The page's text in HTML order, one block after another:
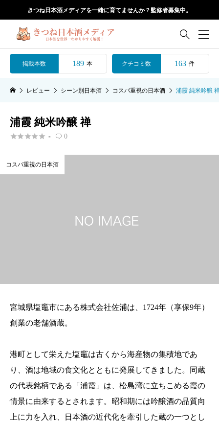
きつね日本酒メディアを一緒に育てませんか？監修者募集中。

掲載本数 189 本 クチコミ数 163 件
レビュー シーン別日本酒 コスパ重視の日本酒 浦霞 純米吟醸
浦霞 純米吟醸 禅
 -  0
コスパ重視の日本酒
宮城県塩竈市にある株式会社佐浦は、1724年（享保9年）
創業の老舗酒蔵。
港町として栄えた塩竈は古くから海産物の集積地であ
り、酒は地域の食文化とともに発展してきました。同蔵
の代表銘柄である「浦霞」は、松島湾に立ちこめる霞の
情景に由来するとされます。昭和期には吟醸酒の品質向
上に力を入れ、日本酒の近代化を牽引した蔵の一つとし